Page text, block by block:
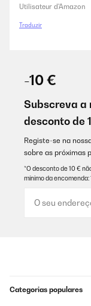
Utilisateur d'Amazon
Traduzir
-10 €
Subscreva a
desconto de
Registe-se na
sobre as próximas
*O desconto de 10 €
mínimo da encomenda:
Categorias populares